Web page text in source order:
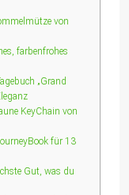
von
farbenfrohes
„Grand
KeyChain von
für 13
Gut, was du